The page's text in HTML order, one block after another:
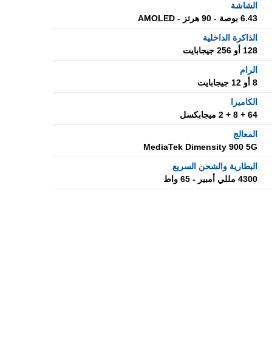
الشاشة
6.43 بوصة - 90 هرتز - AMOLED
الذاكرة الداخلية
128 أو 256 جيجابايت
الرام
8 أو 12 جيجابايت
الكاميرا
64 + 8 + 2 ميجابكسل
المعالج
MediaTek Dimensity 900 5G
البطارية والشحن السريع
4300 مللي أمبير - 65 واط